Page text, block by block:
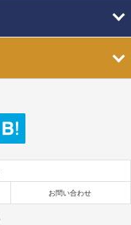
お問い合わせ